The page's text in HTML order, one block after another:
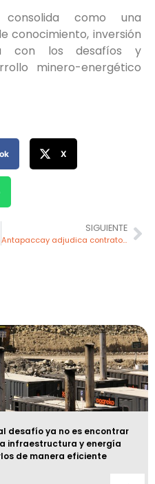
como una
conocimiento, inversión
con los desafíos y
minero-energético
X
SIGUIENTE
Antapaccay adjudica contrato por más de 47 millones de soles a empresa comunal de Espinar TM Maquinarias S.A.
desafío ya no es encontrar
infraestructura y energía
de manera eficiente